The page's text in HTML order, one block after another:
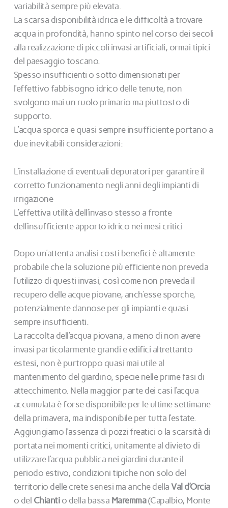
variabilità sempre più elevata.
La scarsa disponibilità idrica e le difficoltà a trovare
acqua in profondità, hanno spinto nel corso dei secoli
alla realizzazione di piccoli invasi artificiali, ormai tipici
del paesaggio toscano.
Spesso insufficienti o sotto dimensionati per
l’effettivo fabbisogno idrico delle tenute, non
svolgono mai un ruolo primario ma piuttosto di
supporto.
L’acqua sporca e quasi sempre insufficiente portano a
due inevitabili considerazioni:
L’installazione di eventuali depuratori per garantire il
corretto funzionamento negli anni degli impianti di
irrigazione
L’effettiva utilità dell’invaso stesso a fronte
dell’insufficiente apporto idrico nei mesi critici
Dopo un’attenta analisi costi benefici è altamente
probabile che la soluzione più efficiente non preveda
l’utilizzo di questi invasi, così come non preveda il
recupero delle acque piovane, anch’esse sporche,
potenzialmente dannose per gli impianti e quasi
sempre insufficienti.
La raccolta dell’acqua piovana, a meno di non avere
invasi particolarmente grandi e edifici altrettanto
estesi, non è purtroppo quasi mai utile al
mantenimento del giardino, specie nelle prime fasi di
attecchimento. Nella maggior parte dei casi l’acqua
accumulata è forse disponibile per le ultime settimane
della primavera, ma indisponibile per tutta l’estate.
Aggiungiamo l’assenza di pozzi freatici o la scarsità di
portata nei momenti critici, unitamente al divieto di
utilizzare l’acqua pubblica nei giardini durante il
periodo estivo, condizioni tipiche non solo del
territorio delle crete senesi ma anche dellaVal d’Orcia
o del Chiantio della bassa Maremma(Capalbio, Monte